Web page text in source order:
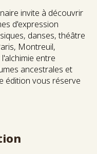
invite à découvrir
d'expression
danses, théâtre
Montreuil,
entre
ancestrales et
édition vous réserve